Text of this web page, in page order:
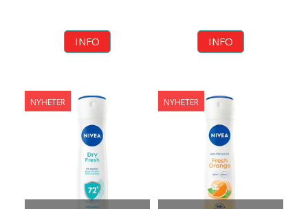
INFO INFO
NYHETER NYHETER